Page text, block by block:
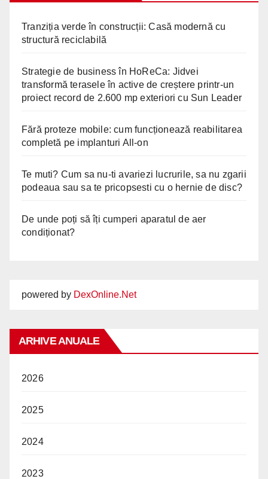
Tranziția verde în construcții: Casă modernă cu
structură reciclabilă
Strategie de business în HoReCa: Jidvei
transformă terasele în active de creștere printr-un
proiect record de 2.600 mp exteriori cu Sun Leader
Fără proteze mobile: cum funcționează reabilitarea
completă pe implanturi All-on
Te muti? Cum sa nu-ti avariezi lucrurile, sa nu zgarii
podeaua sau sa te pricopsesti cu o hernie de disc?
De unde poți să îți cumperi aparatul de aer
condiționat?
powered by DexOnline.Net
ARHIVE ANUALE
2026
2025
2024
2023